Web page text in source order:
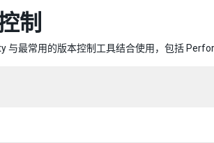
制
与最常用的版本控制工具结合使用，包括